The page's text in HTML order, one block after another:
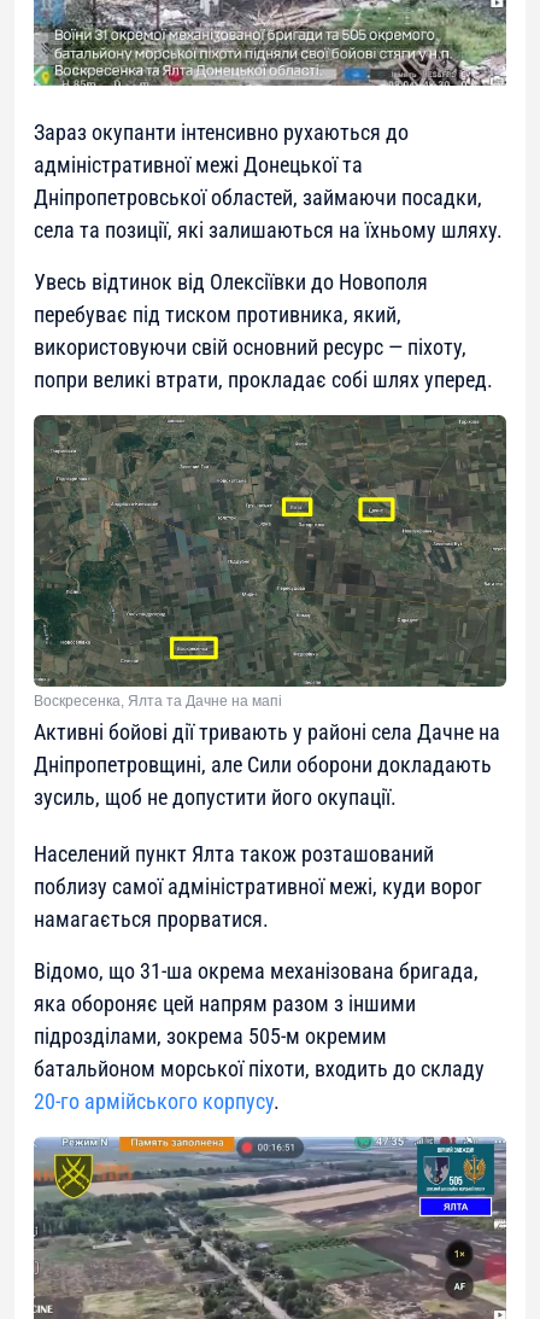
Зараз окупанти інтенсивно рухаються до
адміністративної межі Донецької та
Дніпропетровської областей, займаючи посадки,
села та позиції, які залишаються на їхньому шляху.
Увесь відтинок від Олексіївки до Новополя
перебуває під тиском противника, який,
використовуючи свій основний ресурс — піхоту,
попри великі втрати, прокладає собі шлях уперед.
Воскресенка, Ялта та Дачне на мапі
Активні бойові дії тривають у районі села Дачне на
Дніпропетровщині, але Сили оборони докладають
зусиль, щоб не допустити його окупації.
Населений пункт Ялта також розташований
поблизу самої адміністративної межі, куди ворог
намагається прорватися.
Відомо, що 31-ша окрема механізована бригада,
яка обороняє цей напрям разом з іншими
підрозділами, зокрема 505-м окремим
батальйоном морської піхоти, входить до складу
20-го армійського корпусу.